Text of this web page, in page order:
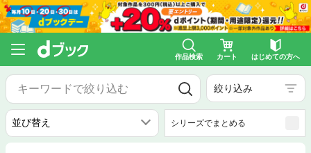
作品検索 カート はじめての方へ
絞り込み
シリーズでまとめる